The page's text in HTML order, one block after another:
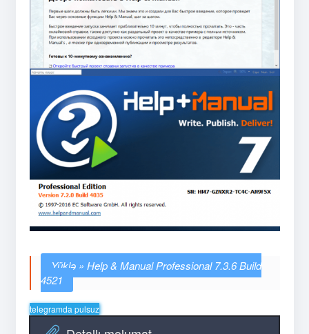
Help & Manual Professional 7.3.6 Build
4521
telegramda pulsuz